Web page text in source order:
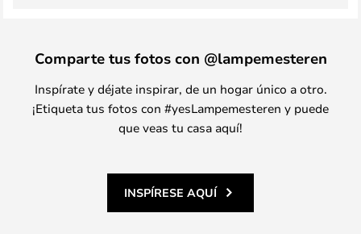
Comparte tus fotos con @lampemesteren
Inspírate y déjate inspirar, de un hogar único a otro.
¡Etiqueta tus fotos con #yesLampemesteren y puede
que veas tu casa aquí!
INSPÍRESE AQUÍ